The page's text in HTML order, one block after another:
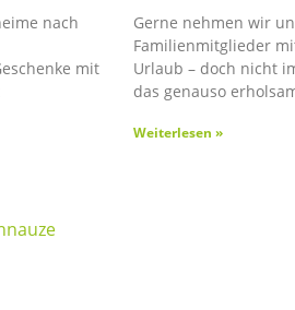
nach
mit
Gerne nehmen wir
Familienmitglieder
Urlaub – doch nicht
das genauso
Weiterlesen »